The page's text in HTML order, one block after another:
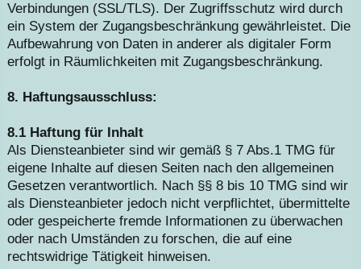
Verbindungen (SSL/TLS). Der Zugriffsschutz wird durch
ein System der Zugangsbeschränkung gewährleistet. Die
Aufbewahrung von Daten in anderer als digitaler Form
erfolgt in Räumlichkeiten mit Zugangsbeschränkung.
8. Haftungsausschluss:
8.1 Haftung für Inhalt
Als Diensteanbieter sind wir gemäß § 7 Abs.1 TMG für
eigene Inhalte auf diesen Seiten nach den allgemeinen
Gesetzen verantwortlich. Nach §§ 8 bis 10 TMG sind wir
als Diensteanbieter jedoch nicht verpflichtet, übermittelte
oder gespeicherte fremde Informationen zu überwachen
oder nach Umständen zu forschen, die auf eine
rechtswidrige Tätigkeit hinweisen.